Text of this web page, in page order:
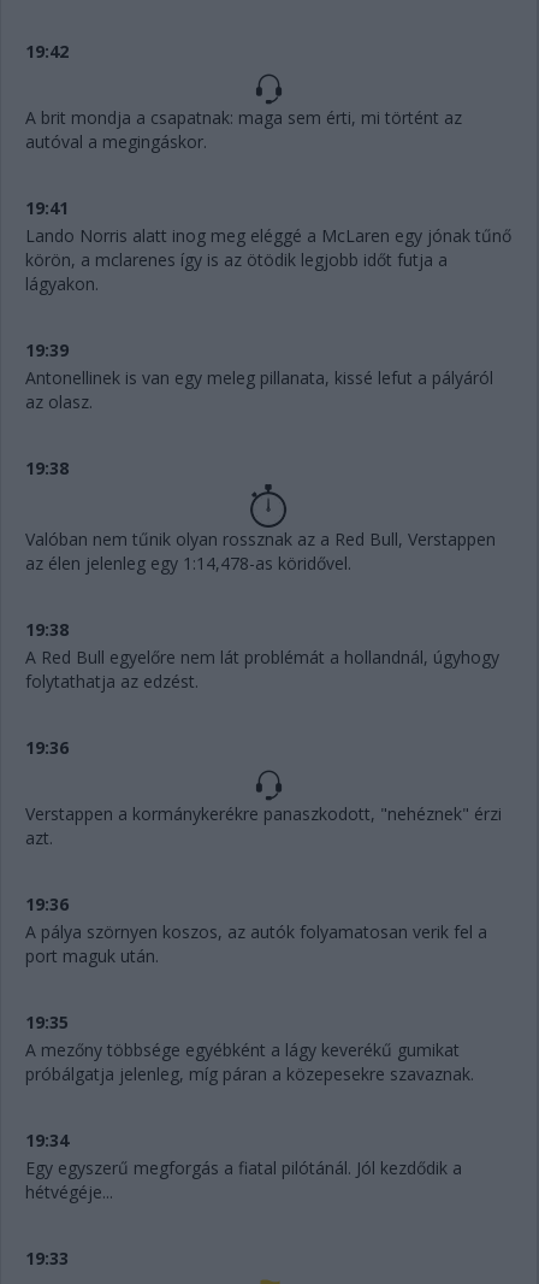
19:42
A brit mondja a csapatnak: maga sem érti, mi történt az
autóval a megingáskor.
19:41
Lando Norris alatt inog meg eléggé a McLaren egy jónak tűnő
körön, a mclarenes így is az ötödik legjobb időt futja a
lágyakon.
19:39
Antonellinek is van egy meleg pillanata, kissé lefut a pályáról
az olasz.
19:38
Valóban nem tűnik olyan rossznak az a Red Bull, Verstappen
az élen jelenleg egy 1:14,478-as köridővel.
19:38
A Red Bull egyelőre nem lát problémát a hollandnál, úgyhogy
folytathatja az edzést.
19:36
Verstappen a kormánykerékre panaszkodott, "nehéznek" érzi
azt.
19:36
A pálya szörnyen koszos, az autók folyamatosan verik fel a
port maguk után.
19:35
A mezőny többsége egyébként a lágy keverékű gumikat
próbálgatja jelenleg, míg páran a közepesekre szavaznak.
19:34
Egy egyszerű megforgás a fiatal pilótánál. Jól kezdődik a
hétvégéje...
19:33